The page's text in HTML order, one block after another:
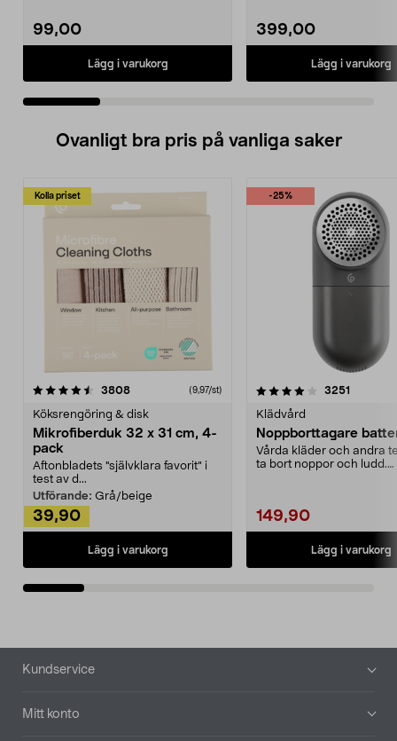
99,00
Lägg i varukorg
399,00
Lägg i varukorg
Ovanligt bra pris på vanliga saker
Kolla priset
3808recensioner (9,97/st)
Köksrengöring & disk
Mikrofiberduk 32 x 31 cm, 4-
pack
Aftonbladets "självklara favorit” i
test av d...
Utförande: Grå/beige
39,90
Lägg i varukorg
-25%
4.0av 5 stjärnor 3251
Klädvård
Noppborttagare
Vårda kläder och andra
ta bort noppor och ludd.
149,90
Lägg i varukorg
4.5av 5 stjärnor
Sidfot
Kundservice
Mitt konto